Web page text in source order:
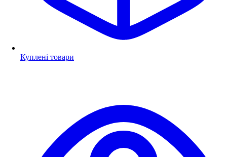
Куплені товари